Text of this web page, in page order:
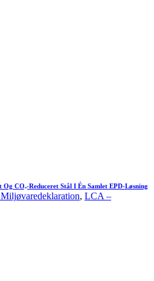
CO₂-Reduceret Stål I Én Samlet EPD-Løsning
, LCA –